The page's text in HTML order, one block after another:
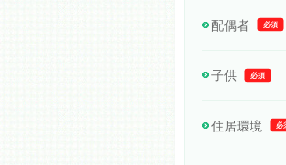
配偶者 必須
子供 必須
住居環境 必